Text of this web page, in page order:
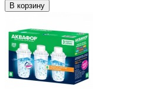
В корзину